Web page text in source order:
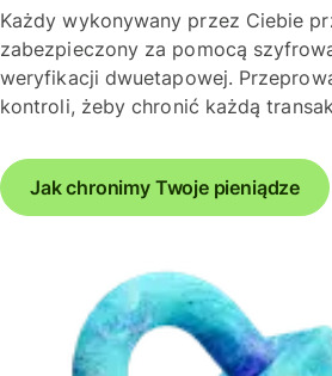
Każdy wykonywany przez Ciebie
zabezpieczony za pomocą
weryfikacji dwuetapowej.
kontroli, żeby chronić każdą
Jak chronimy Twoje pieniądze